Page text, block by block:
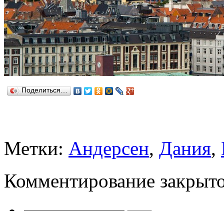
Поделиться…
Метки: Андерсен, Дания,
Комментирование